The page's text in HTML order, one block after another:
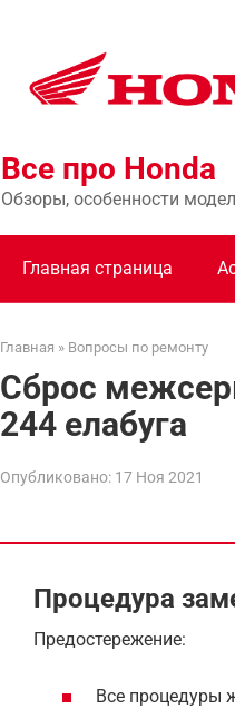
Все про Honda
Обзоры, особенности
Главная страница
Главная » Вопросы по ремонту
Сброс
244 елабуга
Опубликовано: 17 Ноя 2021
Процедура
Предостережение:
Все процедуры